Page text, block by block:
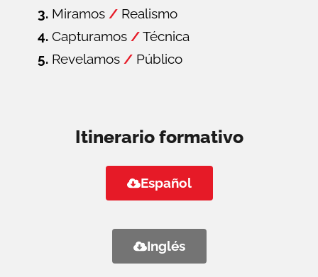
3. Miramos / Realismo
4. Capturamos /Técnica
5. Revelamos / Público
Itinerario formativo
Español
Inglés